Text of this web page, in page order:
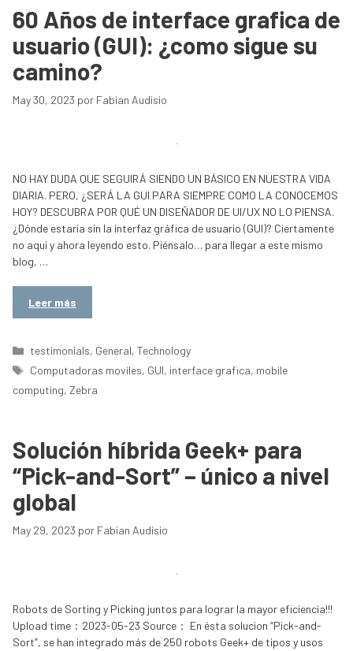
60 Años de interface grafica de
usuario (GUI): ¿como sigue su
camino?
May 30, 2023 por Fabian Audisio
NO HAY DUDA QUE SEGUIRÁ SIENDO UN BÁSICO EN NUESTRA VIDA
DIARIA. PERO, ¿SERÁ LA GUI PARA SIEMPRE COMO LA CONOCEMOS
HOY? DESCUBRA POR QUÉ UN DISEÑADOR DE UI/UX NO LO PIENSA.
¿Dónde estaría sin la interfaz gráfica de usuario (GUI)? Ciertamente
no aquí y ahora leyendo esto. Piénsalo… para llegar a este mismo
blog, …
Leer más
Categorías
testimonials, General,Technology
Etiquetas
Computadoras moviles, GUI, interface grafica, mobile
computing, Zebra
Solución híbrida Geek+ para
“Pick-and-Sort” – único a nivel
global
May 29, 2023 por Fabian Audisio
Robots de Sorting y Picking juntos para lograr la mayor eficiencia!!!
Upload time：2023-05-23 Source： En ésta solucion “Pick-and-
Sort”, se han integrado más de 250 robots Geek+ de tipos y usos